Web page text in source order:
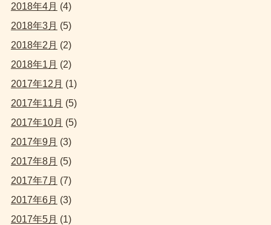
2018年4月 (4)
2018年3月 (5)
2018年2月 (2)
2018年1月 (2)
2017年12月 (1)
2017年11月 (5)
2017年10月 (5)
2017年9月 (3)
2017年8月 (5)
2017年7月 (7)
2017年6月 (3)
2017年5月 (1)